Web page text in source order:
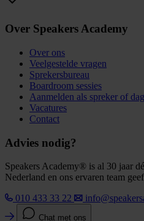
Over Speakers Academy
Over ons
Veelgestelde vragen
Sprekersbureau
Boardroom sessies
Aanmelden als spreker of
Vacatures
Contact
Advies nodig?
Speakers Academy® is al 30 jaar
Nederland en ons ervaren team
010 433 33 22
Chat met ons